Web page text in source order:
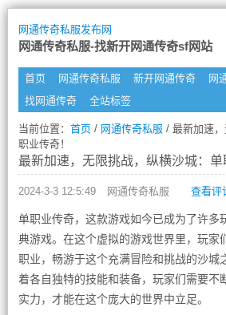
网通传奇私服发布网
网通传奇私服-找新开网通传奇sf网站
首页 网通传奇私服 新开网通传奇
网
找网通传奇
全站标签
当前位置： 首页/ 网通传奇私服 / 最新加速
职业传奇！
最新加速，无限挑战，纵横沙城：单
2024-3-3 12:5:49 网通传奇私服 查看评
单职业传奇，这款游戏如今已成为了许多
典游戏。在这个虚拟的游戏世界里，玩家
职业，畅游于这个充满冒险和挑战的沙城
着各自独特的技能和装备，玩家们需要不
实力，才能在这个庞大的世界中立足。